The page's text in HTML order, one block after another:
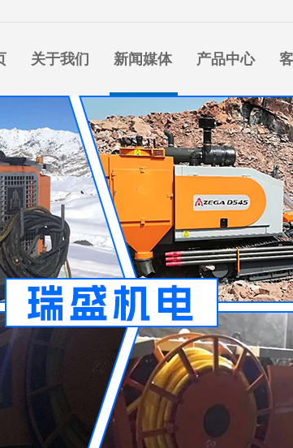
关于我们 新闻媒体 产品中心